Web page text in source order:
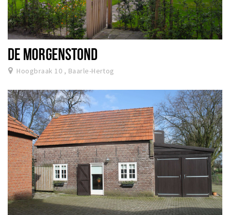
DE MORGENSTOND
Hoogbraak 10 , Baarle-Hertog